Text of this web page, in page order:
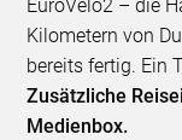
EuroVelo2 – die
Kilometern von
bereits fertig. Ein
Zusätzliche
Medienbox.